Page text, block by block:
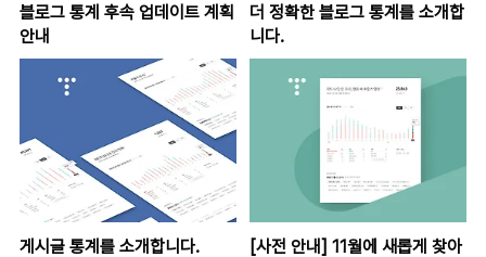
블로그 통계 후속 업데이트 계획
안내
더 정확한 블로그 통계를 소개합
니다.
게시글 통계를 소개합니다. [사전 안내] 11월에 새롭게 찾아